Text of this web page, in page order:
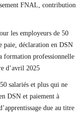
FNAL, contribution
les employeurs de 50
paie, déclaration en DSN
formation professionnelle
d’avril 2025
salariés et plus qui ne
DSN et paiement à
due au titre